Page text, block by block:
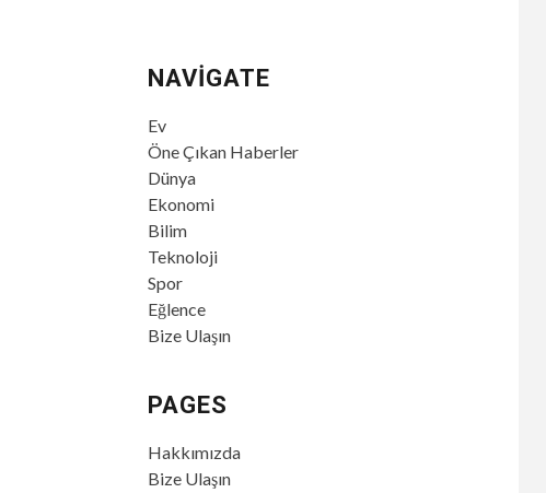
NAVIGATE
Ev
Öne Çıkan Haberler
Dünya
Ekonomi
Bilim
Teknoloji
Spor
Eğlence
Bize Ulaşın
PAGES
Hakkımızda
Bize Ulaşın